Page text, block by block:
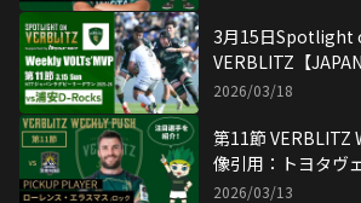
3月15日Spotlight
VERBLITZ【
ONE】映像引用：
2026/03/18
第11節 VERBLITZ
像引用：トヨタヴ
YouTubeチャンネル
2026/03/13